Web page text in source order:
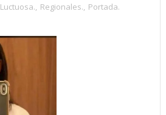
Luctuosa., Regionales., Portada.